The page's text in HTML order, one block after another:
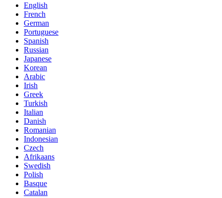
English
French
German
Portuguese
Spanish
Russian
Japanese
Korean
Arabic
Irish
Greek
Turkish
Italian
Danish
Romanian
Indonesian
Czech
Afrikaans
Swedish
Polish
Basque
Catalan